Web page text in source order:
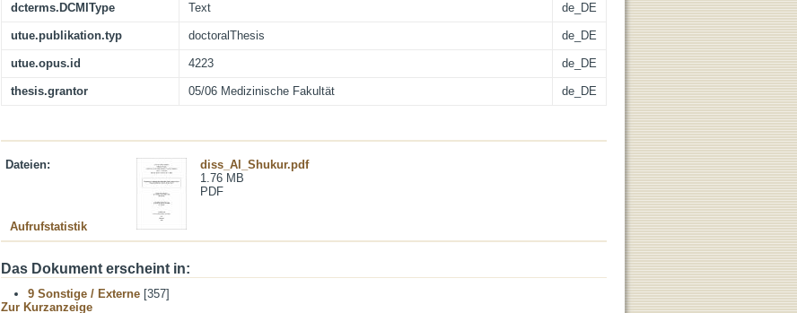
dcterms.DCMIType Text de_DE
utue.publikation.typ doctoralThesis de_DE
utue.opus.id 4223 de_DE
thesis.grantor 05/06 Medizinische Fakultät de_DE
Dateien:
diss_Al_Shukur.pdf
1.76 MB
PDF
Aufrufstatistik
Das Dokument erscheint in:
9 Sonstige / Externe [357]
Zur Kurzanzeige